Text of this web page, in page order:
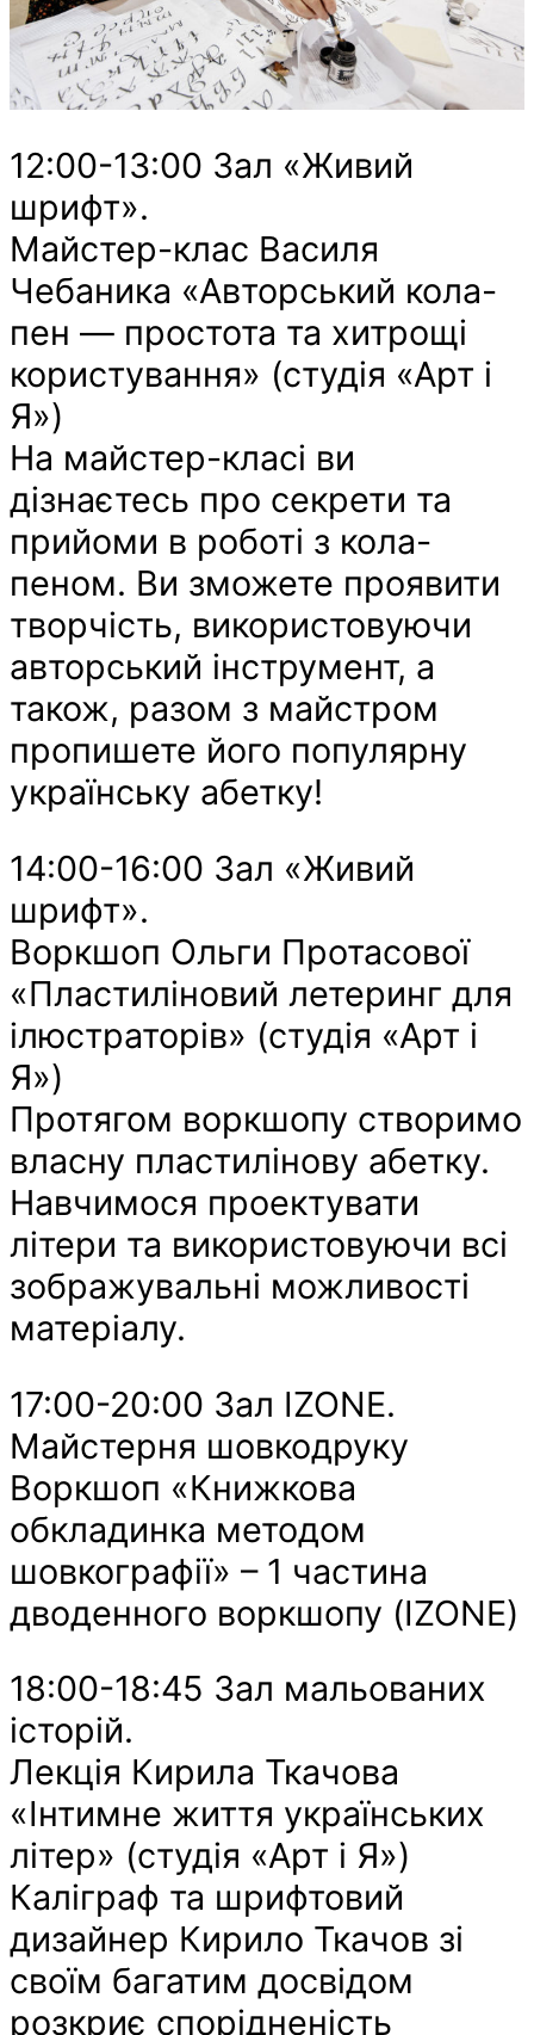
12:00-13:00 Зал «Живий
шрифт».
Майстер-клас Василя
Чебаника «Авторський кола-
пен — простота та хитрощі
користування» (студія «Арт і
Я»)
На майстер-класі ви
дізнаєтесь про секрети та
прийоми в роботі з кола-
пеном. Ви зможете проявити
творчість, використовуючи
авторський інструмент, а
також, разом з майстром
пропишете його популярну
українську абетку!
14:00-16:00 Зал «Живий
шрифт».
Воркшоп Ольги Протасової
«Пластиліновий летеринг для
ілюстраторів» (студія «Арт і
Я»)
Протягом воркшопу створимо
власну пластилінову абетку.
Навчимося проектувати
літери та використовуючи всі
зображувальні можливості
матеріалу.
17:00-20:00 Зал IZONE.
Майстерня шовкодруку
Воркшоп «Книжкова
обкладинка методом
шовкографії» – 1 частина
дводенного воркшопу (IZONE)
18:00-18:45 Зал мальованих
історій.
Лекція Кирила Ткачова
«Інтимне життя українських
літер» (студія «Арт і Я»)
Каліграф та шрифтовий
дизайнер Кирило Ткачов зі
своїм багатим досвідом
розкриє спорідненість